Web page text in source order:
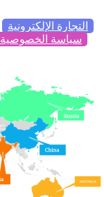
التجارة الإلكترونية
سياسة الخصوصية